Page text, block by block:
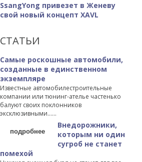
SsangYong привезет в Женеву
свой новый концепт XAVL
СТАТЬИ
Самые роскошные автомобили,
созданные в единственном
экземпляре
Известные автомобилестроительные
компании или тюнинг-ателье частенько
балуют своих поклонников
эксклюзивными…...
подробнее
Внедорожники,
которым ни один
сугроб не станет
помехой